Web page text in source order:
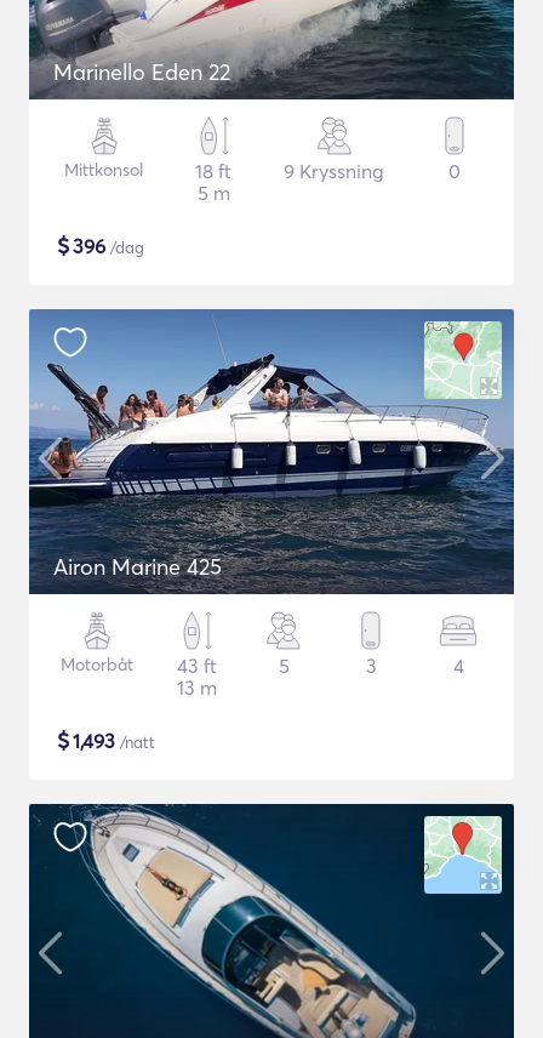
Marinello Eden 22
Mittkonsol
18 ft
5 m
9 Kryssning 0
$396 /dag
Airon Marine 425
Motorbåt
43 ft
13 m
5 3 4
$1,493 /natt